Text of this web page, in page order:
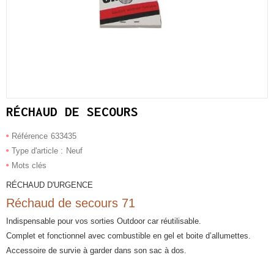
RÉCHAUD DE SECOURS
Référence 633435
Type d'article : Neuf
Mots clés
RÉCHAUD D'URGENCE
Réchaud de secours 71
Indispensable pour vos sorties Outdoor car ré utilisable.
Complet et fonctionnel avec combustible en gel et boite d’allumettes.
Accessoire de survie à garder dans son sac à dos.